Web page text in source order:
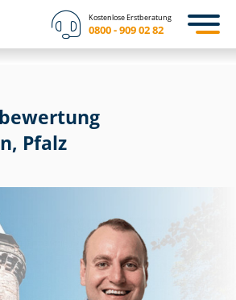
Kostenlose Erstberatung
0800 - 909 02 82
Pfalz